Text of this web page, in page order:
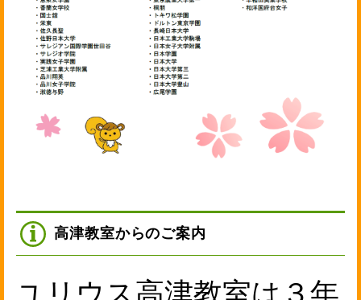
高津教室からのご案内
ユリウス高津教室は３年